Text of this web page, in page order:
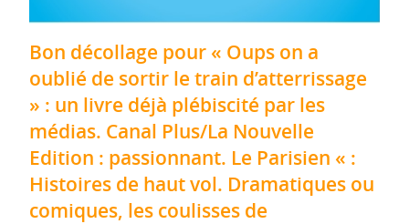
Bon décollage pour « Oups on a
oublié de sortir le train d’atterrissage
» : un livre déjà plébiscité par les
médias. Canal Plus/La Nouvelle
Edition : passionnant. Le Parisien « :
Histoires de haut vol. Dramatiques ou
comiques, les coulisses de